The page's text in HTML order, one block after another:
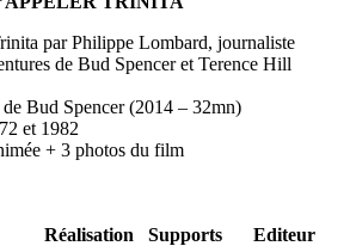
par Philippe Lombard, journaliste
de Bud Spencer et Terence Hill
Bud Spencer (2014 – 32mn)
et 1982
+ 3 photos du film
Réalisation Supports
Editeur